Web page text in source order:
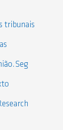
tribunais